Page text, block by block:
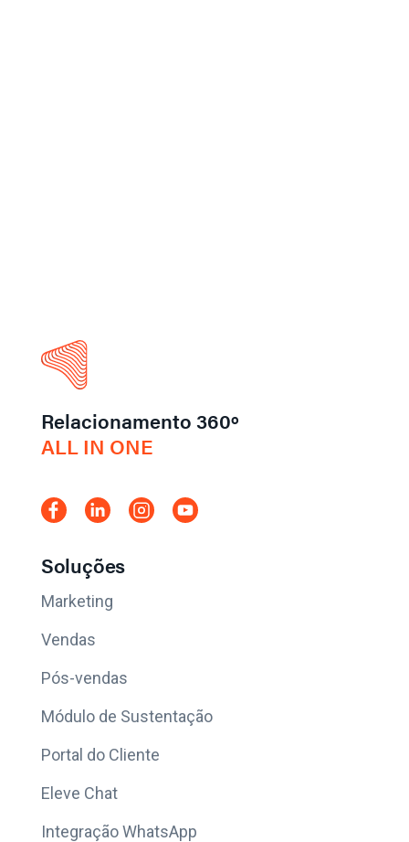
Relacionamento 360º
ALL IN ONE
Soluções
Marketing
Vendas
Pós-vendas
Módulo de Sustentação
Portal do Cliente
Eleve Chat
Integração WhatsApp